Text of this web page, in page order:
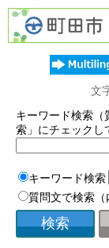
文
キーワード検索（
索」にチェックし
キーワード検索
質問文で検索（